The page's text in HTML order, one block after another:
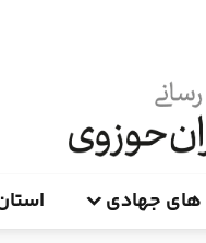
های جهادی